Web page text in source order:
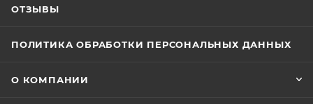
ОТЗЫВЫ
ПОЛИТИКА ОБРАБОТКИ ПЕРСОНАЛЬНЫХ ДАННЫХ
О КОМПАНИИ